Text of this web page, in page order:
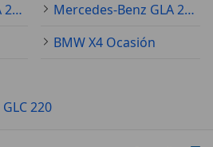
Mercedes-Benz GLA 200 Ocasión
Mercedes-Benz GLA 250 Ocasión
BMW X4 Ocasión
GLC 220